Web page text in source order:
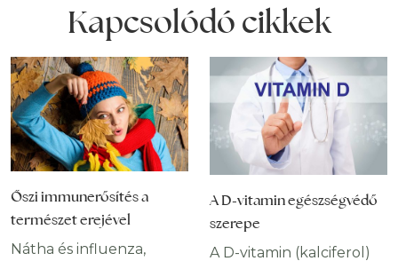
Kapcsolódó cikkek
Őszi immunerősítés a
természet erejével
Nátha és influenza,
A D-vitamin egészségvédő
szerepe
A D-vitamin (kalciferol)